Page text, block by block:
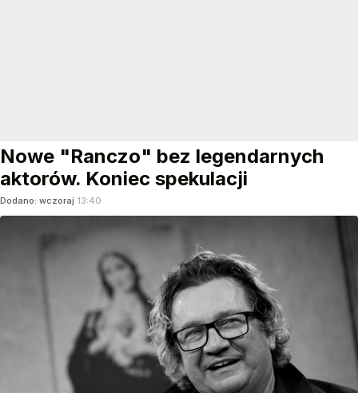
Nowe "Ranczo" bez legendarnych
aktorów. Koniec spekulacji
Dodano: wczoraj 13:40